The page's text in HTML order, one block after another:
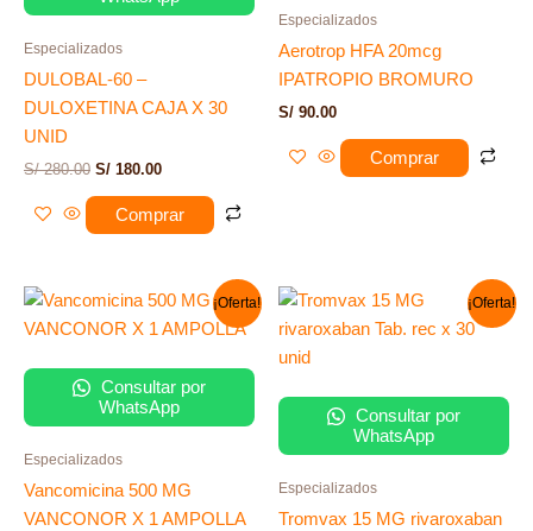
Especializados
DULOBAL-60 –
DULOXETINA CAJA X 30
UNID
S/280.00 S/ 180.00
Comprar
Especializados
Aerotrop HFA 20mcg
IPATROPIO BROMURO
S/ 90.00
Comprar
¡Oferta!
Consultar por
WhatsApp
Especializados
Vancomicina 500 MG
VANCONOR X 1 AMPOLLA
El
original
El
actual
¡Oferta!
Consultar por
WhatsApp
Especializados
Tromvax 15 MG rivaroxaban
El
original
El
actual